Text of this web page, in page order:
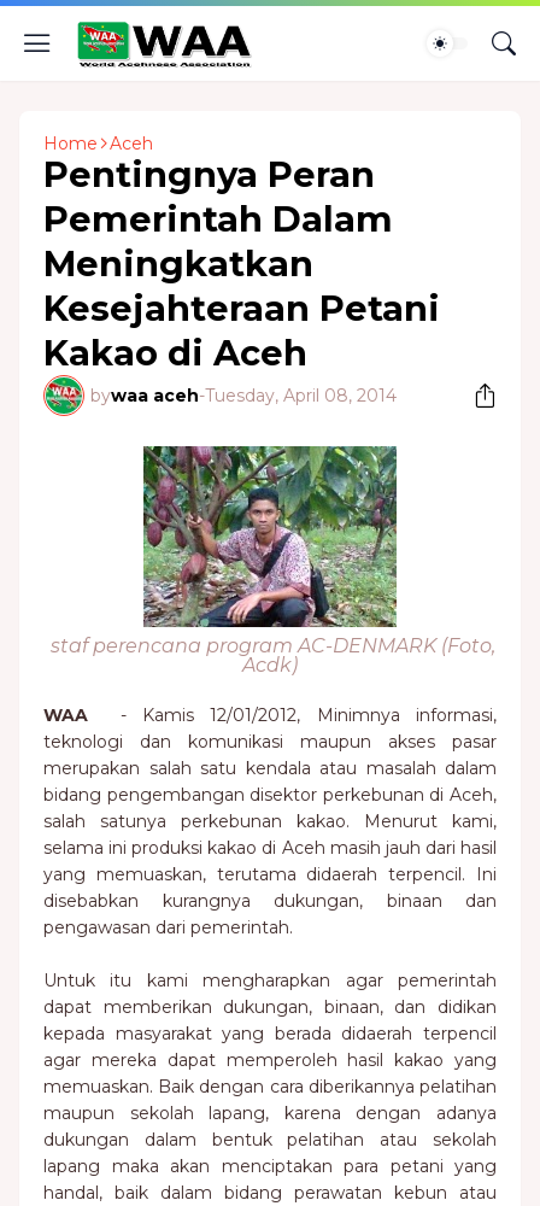
Home Aceh
Pentingnya Peran
Pemerintah Dalam
Meningkatkan
Kesejahteraan Petani
Kakao di Aceh
bywaa aceh-Tuesday, April 08, 2014
staf perencana program AC-DENMARK (Foto,
Acdk)
WAA - Kamis 12/01/2012, Minimnya informasi,
teknologi dan komunikasi maupun akses pasar
merupakan salah satu kendala atau masalah dalam
bidang pengembangan disektor perkebunan di Aceh,
salah satunya perkebunan kakao. Menurut kami,
selama ini produksi kakao di Aceh masih jauh dari hasil
yang memuaskan, terutama didaerah terpencil. Ini
disebabkan kurangnya dukungan, binaan dan
pengawasan dari pemerintah.
Untuk itu kami mengharapkan agar pemerintah
dapat memberikan dukungan, binaan, dan didikan
kepada masyarakat yang berada didaerah terpencil
agar mereka dapat memperoleh hasil kakao yang
memuaskan. Baik dengan cara diberikannya pelatihan
maupun sekolah lapang, karena dengan adanya
dukungan dalam bentuk pelatihan atau sekolah
lapang maka akan menciptakan para petani yang
handal, baik dalam bidang perawatan kebun atau